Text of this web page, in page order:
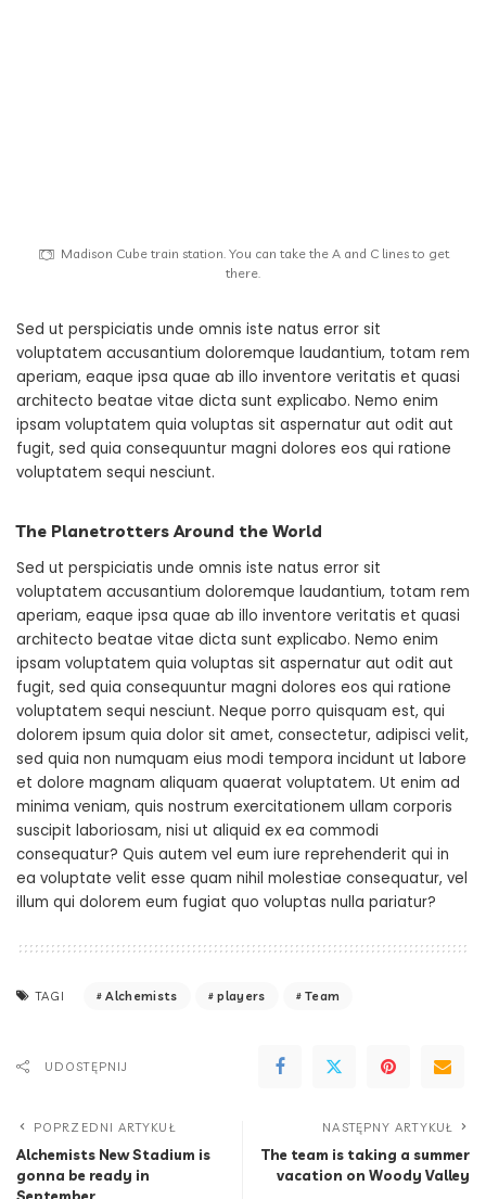
Madison Cube train station. You can take the A and C lines to get
there.
Sed ut perspiciatis unde omnis iste natus error sit
voluptatem accusantium doloremque laudantium, totam rem
aperiam, eaque ipsa quae ab illo inventore veritatis et quasi
architecto beatae vitae dicta sunt explicabo. Nemo enim
ipsam voluptatem quia voluptas sit aspernatur aut odit aut
fugit, sed quia consequuntur magni dolores eos qui ratione
voluptatem sequi nesciunt.
The Planetrotters Around the World
Sed ut perspiciatis unde omnis iste natus error sit
voluptatem accusantium doloremque laudantium, totam rem
aperiam, eaque ipsa quae ab illo inventore veritatis et quasi
architecto beatae vitae dicta sunt explicabo. Nemo enim
ipsam voluptatem quia voluptas sit aspernatur aut odit aut
fugit, sed quia consequuntur magni dolores eos qui ratione
voluptatem sequi nesciunt. Neque porro quisquam est, qui
dolorem ipsum quia dolor sit amet, consectetur, adipisci velit,
sed quia non numquam eius modi tempora incidunt ut labore
et dolore magnam aliquam quaerat voluptatem. Ut enim ad
minima veniam, quis nostrum exercitationem ullam corporis
suscipit laboriosam, nisi ut aliquid ex ea commodi
consequatur? Quis autem vel eum iure reprehenderit qui in
ea voluptate velit esse quam nihil molestiae consequatur, vel
illum qui dolorem eum fugiat quo voluptas nulla pariatur?
TAGI Alchemists players Team
UDOSTĘPNIJ
POPRZEDNI ARTYKUŁ
Alchemists New Stadium is
gonna be ready in
NASTĘPNY ARTYKUŁ
The team is taking a summer
vacation on Woody Valley